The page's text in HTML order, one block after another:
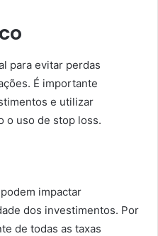
para evitar perdas
É importante
e utilizar
o uso de stop loss.
impactar
dos investimentos. Por
de todas as taxas